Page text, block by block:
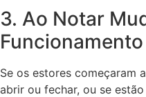
3. Ao Notar
Funcionamento
Se os estores começaram
abrir ou fechar, ou se